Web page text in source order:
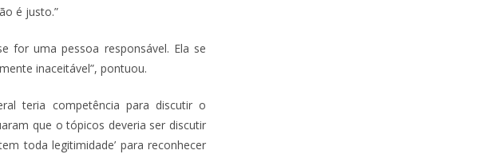
é justo.”
for uma pessoa responsável. Ela se
inaceitável”, pontuou.
teria competência para discutir o
que o tópicos deveria ser discutir
toda legitimidade’ para reconhecer